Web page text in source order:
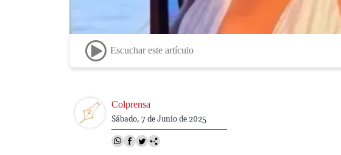
Escuchar este artículo
Image Colprensa
Sábado, 7 de Junio de 2025